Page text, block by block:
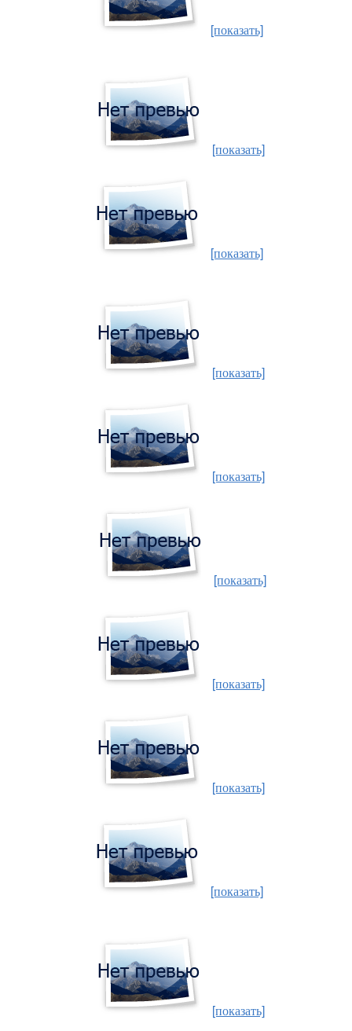
[показать]
[показать]
[показать]
[показать]
[показать]
[показать]
[показать]
[показать]
[показать]
[показать]